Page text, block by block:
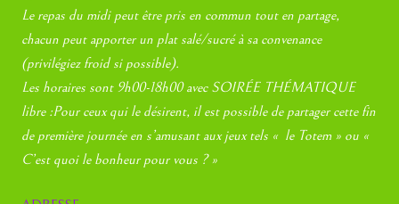
Le repas du midi peut être pris en commun tout en partage,
chacun peut apporter un plat salé/sucré à sa convenance
(privilégiez froid si possible).
Les horaires sont 9h00-18h00 avec SOIRÉE THÉMATIQUE
libre :Pour ceux qui le désirent, il est possible de partager cette fin
de première journée en s’amusant aux jeux tels « le Totem » ou «
C’est quoi le bonheur pour vous ? »